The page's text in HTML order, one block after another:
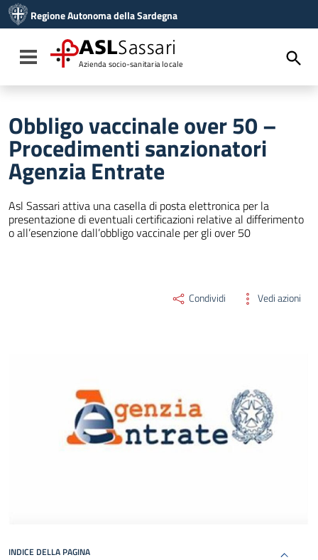
Vai al menu di navigazione
Vai al footer
Regione Autonoma della Sardegna
Toggle navigation
ASLSassari
Azienda socio-sanitaria locale
Obbligo vaccinale over 50 –
Procedimenti sanzionatori
Agenzia Entrate
Asl Sassari attiva una casella di posta elettronica per la
presentazione di eventuali certificazioni relative al differimento
o all’esenzione dall’obbligo vaccinale per gli over 50
Condividi Vedi azioni
INDICE DELLA PAGINA